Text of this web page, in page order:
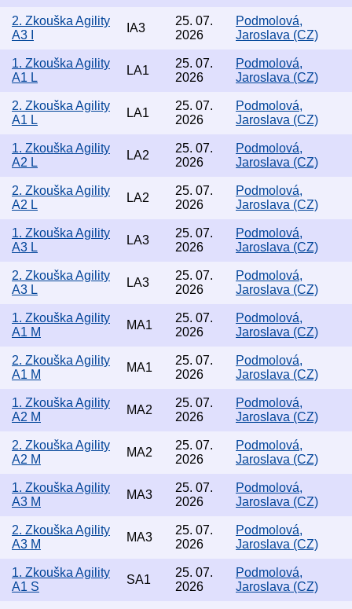
2. Zkouška Agility
A3 I
IA3
25. 07.
2026
Podmolová,
Jaroslava (CZ)
1. Zkouška Agility
A1 L
LA1
25. 07.
2026
Podmolová,
Jaroslava (CZ)
2. Zkouška Agility
A1 L
LA1
25. 07.
2026
Podmolová,
Jaroslava (CZ)
1. Zkouška Agility
A2 L
LA2
25. 07.
2026
Podmolová,
Jaroslava (CZ)
2. Zkouška Agility
A2 L
LA2
25. 07.
2026
Podmolová,
Jaroslava (CZ)
1. Zkouška Agility
A3 L
LA3
25. 07.
2026
Podmolová,
Jaroslava (CZ)
2. Zkouška Agility
A3 L
LA3
25. 07.
2026
Podmolová,
Jaroslava (CZ)
1. Zkouška Agility
A1 M
MA1
25. 07.
2026
Podmolová,
Jaroslava (CZ)
2. Zkouška Agility
A1 M
MA1
25. 07.
2026
Podmolová,
Jaroslava (CZ)
1. Zkouška Agility
A2 M
MA2
25. 07.
2026
Podmolová,
Jaroslava (CZ)
2. Zkouška Agility
A2 M
MA2
25. 07.
2026
Podmolová,
Jaroslava (CZ)
1. Zkouška Agility
A3 M
MA3
25. 07.
2026
Podmolová,
Jaroslava (CZ)
2. Zkouška Agility
A3 M
MA3
25. 07.
2026
Podmolová,
Jaroslava (CZ)
1. Zkouška Agility
A1 S
SA1
25. 07.
2026
Podmolová,
Jaroslava (CZ)